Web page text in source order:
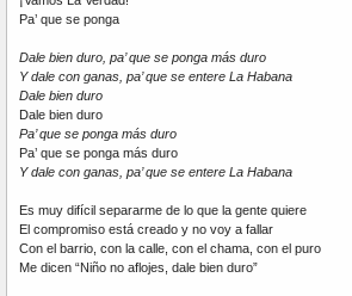
Pa’ que se ponga
Dale bien duro, pa’ que se ponga más duro
Y dale con ganas, pa’ que se entere La Habana
Dale bien duro
Dale bien duro
Pa’ que se ponga más duro
Pa’ que se ponga más duro
Y dale con ganas, pa’ que se entere La Habana
Es muy difícil separarme de lo que la gente quiere
El compromiso está creado y no voy a fallar
Con el barrio, con la calle, con el chama, con el puro
Me dicen “Niño no aflojes, dale bien duro”